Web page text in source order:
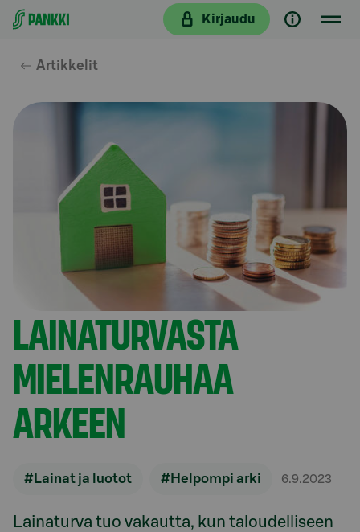
Siirry suoraan sisältöön
Kirjaudu
Artikkelit
LAINATURVASTA
MIELENRAUHAA
ARKEEN
#Lainat ja luotot #Helpompi arki 6.9.2023
Lainaturva tuo vakautta, kun taloudelliseen